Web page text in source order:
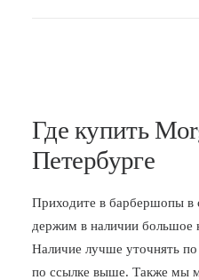
Где купить
Петербурге
Приходите в барбершопы в
держим в наличии большое
Наличие лучше уточнять
по ссылке выше. Также мы